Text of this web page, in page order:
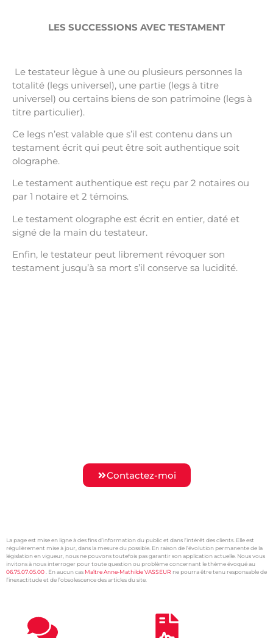
LES SUCCESSIONS AVEC TESTAMENT
Le testateur lègue à une ou plusieurs personnes la
totalité (legs universel), une partie (legs à titre
universel) ou certains biens de son patrimoine (legs à
titre particulier).
Ce legs n’est valable que s’il est contenu dans un
testament écrit qui peut être soit authentique soit
olographe.
Le testament authentique est reçu par 2 notaires ou
par 1 notaire et 2 témoins.
Le testament olographe est écrit en entier, daté et
signé de la main du testateur.
Enfin, le testateur peut librement révoquer son
testament jusqu’à sa mort s’il conserve sa lucidité.
Contactez-moi
La page est mise en ligne à des fins d’information du public et dans l’intérêt des clients. Elle est
régulièrement mise à jour, dans la mesure du possible. En raison de l’évolution permanente de la
législation en vigueur, nous ne pouvons toutefois pas garantir son application actuelle. Nous vous
invitons à nous interroger pour toute question ou problème concernant le thème évoqué au
06.75.07.05.00 . En aucun cas Maître Anne-Mathilde VASSEUR ne pourra être tenu responsable de
l’inexactitude et de l’obsolescence des articles du site.